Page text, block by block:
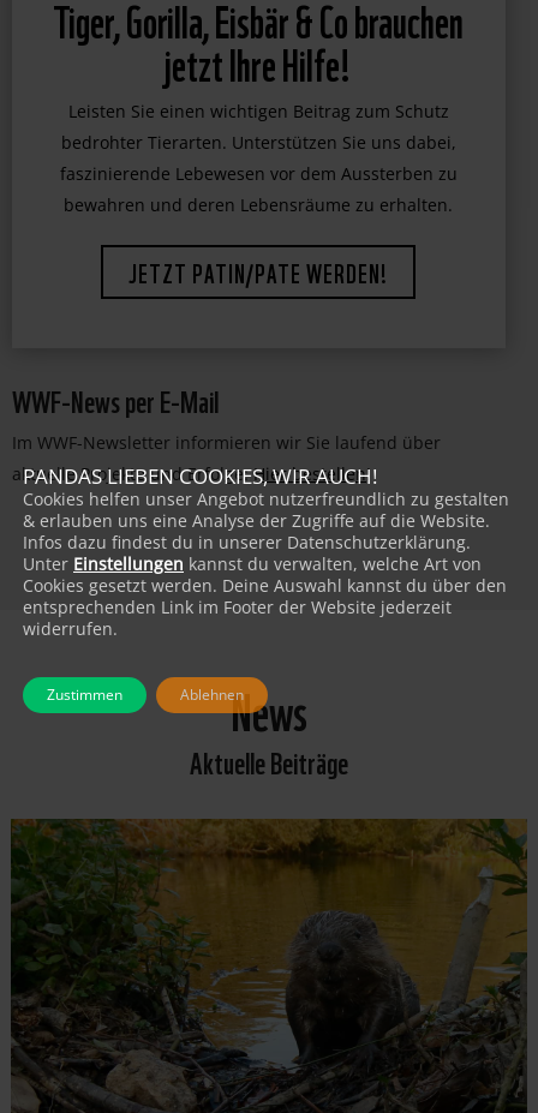
Tiger, Gorilla, Eisbär & Co brauchen
jetzt Ihre Hilfe!
Leisten Sie einen wichtigen Beitrag zum Schutz
bedrohter Tierarten. Unterstützen Sie uns dabei,
faszinierende Lebewesen vor dem Aussterben zu
bewahren und deren Lebensräume zu erhalten.
JETZT PATIN/PATE WERDEN!
WWF-News per E-Mail
Im WWF-Newsletter informieren wir Sie laufend über
aktuelle Projekte und Erfolge:Hier bestellen!
News
Aktuelle Beiträge
PANDAS LIEBEN COOKIES, WIR AUCH!
Cookies helfen unser Angebot nutzerfreundlich zu gestalten
& erlauben uns eine Analyse der Zugriffe auf die Website.
Infos dazu findest du in unserer Datenschutzerklärung.
Unter Einstellungen kannst du verwalten, welche Art von
Cookies gesetzt werden. Deine Auswahl kannst du über den
entsprechenden Link im Footer der Website jederzeit
widerrufen.
Zustimmen Ablehnen